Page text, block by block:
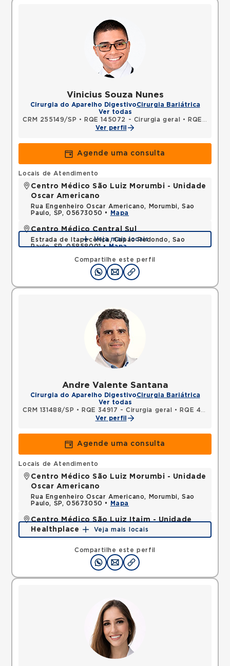
Vinicius Souza Nunes
Cirurgia do Aparelho DigestivoCirurgia Bariátrica
Ver todas
CRM 255149/SP • RQE 145072 - Cirurgia geral •
RQE 151234 - Cirurgia do aparelho digestivo
Ver perfil
Agende uma consulta
Compartilhe este perfil
Locais de Atendimento
Centro Médico São Luiz Morumbi - Unidade
Oscar Americano
Rua Engenheiro Oscar Americano, Morumbi, Sao
Paulo, SP, 05673050 •
Mapa
Centro Médico Central Sul
Estrada de Itapecerica, Capao Redondo, Sao
Paulo, SP, 05858001 •Mapa
Veja mais locais
Andre Valente Santana
Cirurgia do Aparelho DigestivoCirurgia Bariátrica
Ver todas
CRM 131488/SP • RQE 34917 - Cirurgia geral •
RQE 42265 - Cirurgia do aparelho digestivo
Ver perfil
Agende uma consulta
Compartilhe este perfil
Locais de Atendimento
Centro Médico São Luiz Morumbi - Unidade
Oscar Americano
Rua Engenheiro Oscar Americano, Morumbi, Sao
Paulo, SP, 05673050 •
Mapa
Centro Médico São Luiz Itaim - Unidade
Healthplace
Rua Doutor Alceu de Campos Rodrigues, Vila Nova
Conceicao, Sao Paulo, SP, 04544000 •
Veja mais locais